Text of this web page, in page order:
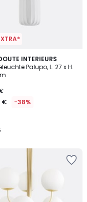
INTERIEURS
Palupo, L. 27 x H.
€ -38%